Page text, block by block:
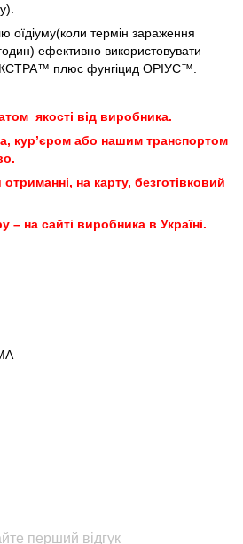
оїдіуму(коли термін зараження
ефективно використовувати
плюс фунгіцид ОРІУС™.
якості від виробника.
кур’єром або нашим транспортом
на карту, безготівковий
– на сайті виробника в Україні.
перший відгук